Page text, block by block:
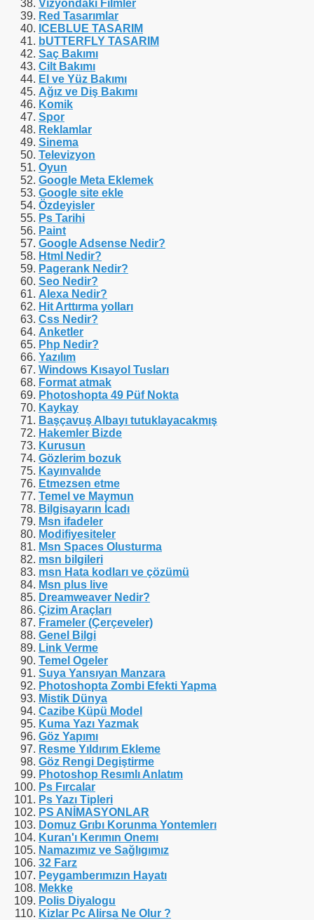
Vizyondaki Filmler
Red Tasarımlar
ICEBLUE TASARIM
bUTTERFLY TASARIM
Saç Bakımı
Cilt Bakımı
El ve Yüz Bakımı
Ağız ve Diş Bakımı
Komik
Spor
Reklamlar
Sinema
Televizyon
Oyun
Google Meta Eklemek
Google site ekle
Özdeyisler
Ps Tarihi
Paint
Google Adsense Nedir?
Html Nedir?
Pagerank Nedir?
Seo Nedir?
Alexa Nedir?
Hit Arttırma yolları
Css Nedir?
Anketler
Php Nedir?
Yazılım
Windows Kısayol Tusları
Format atmak
Photoshopta 49 Püf Nokta
Kaykay
Başçavuş Albayı tutuklayacakmış
Hakemler Bizde
Kurusun
Gözlerim bozuk
Kayınvalıde
Etmezsen etme
Temel ve Maymun
Bilgisayarın İcadı
Msn ifadeler
Modifiyesiteler
Msn Spaces Olusturma
msn bilgileri
msn Hata kodları ve çözümü
Msn plus live
Dreamweaver Nedir?
Çizim Araçları
Frameler (Çerçeveler)
Genel Bilgi
Link Verme
Temel Ogeler
Suya Yansıyan Manzara
Photoshopta Zombi Efekti Yapma
Mistik Dünya
Cazibe Küpü Model
Kuma Yazı Yazmak
Göz Yapımı
Resme Yıldırım Ekleme
Göz Rengi Degiştirme
Photoshop Resımlı Anlatım
Ps Fırcalar
Ps Yazı Tipleri
PS ANİMASYONLAR
Domuz Grıbı Korunma Yontemlerı
Kuran'ı Kerımın Onemı
Namazımız ve Sağlıgımız
32 Farz
Peygamberımızın Hayatı
Mekke
Polis Diyalogu
Kizlar Pc Alirsa Ne Olur ?